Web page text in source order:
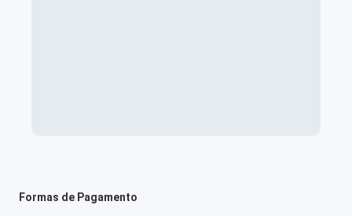
Formas de Pagamento